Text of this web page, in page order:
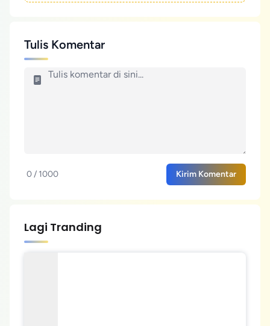
Tulis Komentar
0 / 1000 Kirim Komentar
Lagi Tranding